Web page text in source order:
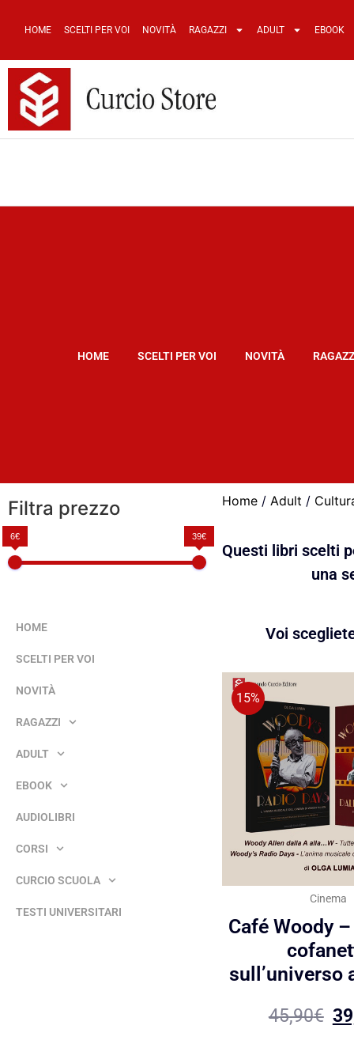
HOME SCELTI PER VOI NOVITÀ RAGAZZI ADULT EBOOK
HOME SCELTI PER VOI NOVITÀ
Filtra prezzo
6€ 39€
HOME
SCELTI PER VOI
NOVITÀ
RAGAZZI
ADULT
EBOOK
AUDIOLIBRI
CORSI
CURCIO SCUOLA
TESTI UNIVERSITARI
Home / Adult /
Questi libri scelti
una
Voi
15%
Cinema
Café Woody
sull’universo
45,90€